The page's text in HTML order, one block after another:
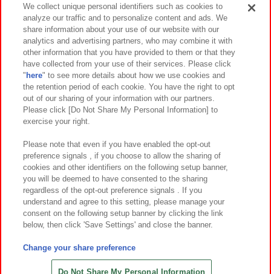
イベント・キャンペーン
関連会社 サステナビリティ サイトポリシー
プライバシーポリシー ウェブアクセシビリティ方針と検証結果
お取引先さまとともに
カスタマーハラスメント対応方針 よくあるご質問・お問い合わせ
©Bandai Namco Amusement Inc.
©Bandai Namco Amusement Lab Inc.
©HANAYASHIKI Co., Ltd. All Rights Reserved.
We collect unique personal identifiers such as cookies to
analyze our traffic and to personalize content and ads. We
share information about your use of our website with our
analytics and advertising partners, who may combine it with
other information that you have provided to them or that they
have collected from your use of their services. Please click
" here" to see more details about how we use cookies and
the retention period of each cookie. You have the right to opt
out of our sharing of your information with our partners.
Please click [Do Not Share My Personal Information] to
exercise your right.
Please note that even if you have enabled the opt-out
preference signals , if you choose to allow the sharing of
cookies and other identifiers on the following setup banner,
you will be deemed to have consented to the sharing
regardless of the opt-out preference signals . If you
understand and agree to this setting, please manage your
consent on the following setup banner by clicking the link
below, then click 'Save Settings' and close the banner.
Change your share preference
Do Not Share My Personal Information